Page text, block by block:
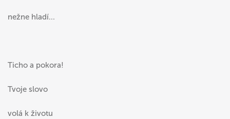
nežne hladí...
Ticho a pokora!
Tvoje slovo
volá k životu